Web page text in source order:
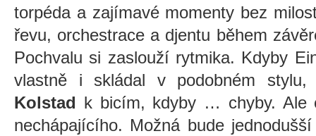
torpéda a zajímavé momenty bez
řevu, orchestrace a djentu během
Pochvalu si zaslouží rytmika. Kdyby
vlastně i skládal v podobném
Kolstad k bicím, kdyby … chyby. Ale
nechápajícího. Možná bude